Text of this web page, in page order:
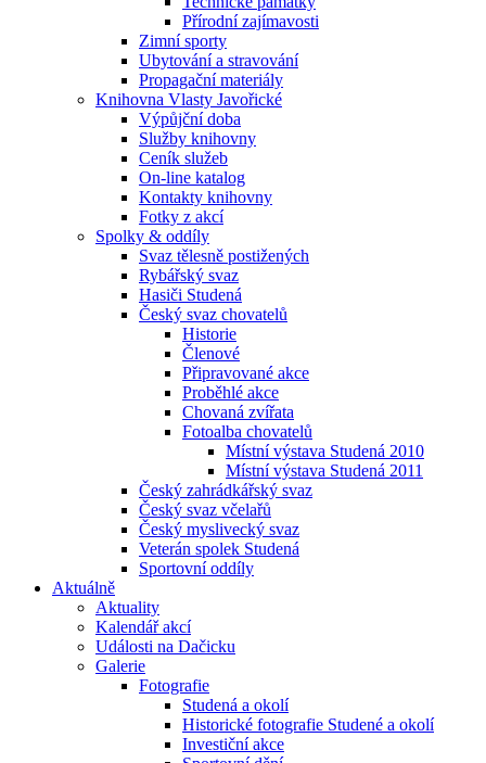
Přírodní zajímavosti
Zimní sporty
Ubytování a stravování
Propagační materiály
Knihovna Vlasty Javořické
Výpůjční doba
Služby knihovny
Ceník služeb
On-line katalog
Kontakty knihovny
Fotky z akcí
Spolky & oddíly
Svaz tělesně postižených
Rybářský svaz
Hasiči Studená
Český svaz chovatelů
Historie
Členové
Připravované akce
Proběhlé akce
Chovaná zvířata
Fotoalba chovatelů
Místní výstava Studená 2010
Místní výstava Studená 2011
Český zahrádkářský svaz
Český svaz včelařů
Český myslivecký svaz
Veterán spolek Studená
Sportovní oddíly
Aktuálně
Aktuality
Kalendář akcí
Události na Dačicku
Galerie
Fotografie
Studená a okolí
Historické fotografie Studené a okolí
Investiční akce